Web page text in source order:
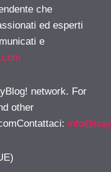
che
ed esperti
e
network. For
other
: